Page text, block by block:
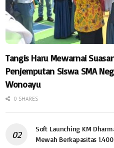
Tangis Haru Mewarnai
Penjemputan Siswa SMA
Wonoayu
0 SHARES
Soft Launching KM
Mewah Berkapasitas